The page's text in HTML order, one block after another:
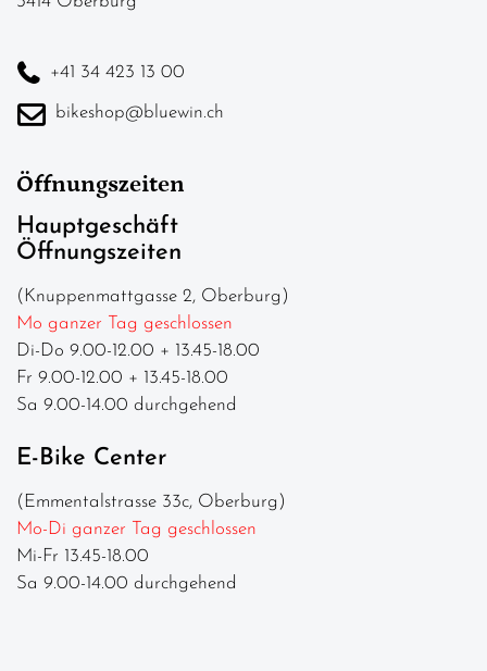
+41 34 423 13 00
bikeshop@bluewin.ch
Öffnungszeiten
Hauptgeschäft
Öffnungszeiten
(Knuppenmattgasse 2, Oberburg)
Mo ganzer Tag geschlossen
Di-Do 9.00-12.00 + 13.45-18.00
Fr 9.00-12.00 + 13.45-18.00
Sa 9.00-14.00 durchgehend
E-Bike Center
(Emmentalstrasse 33c, Oberburg)
Mo-Di ganzer Tag geschlossen
Mi-Fr 13.45-18.00
Sa 9.00-14.00 durchgehend